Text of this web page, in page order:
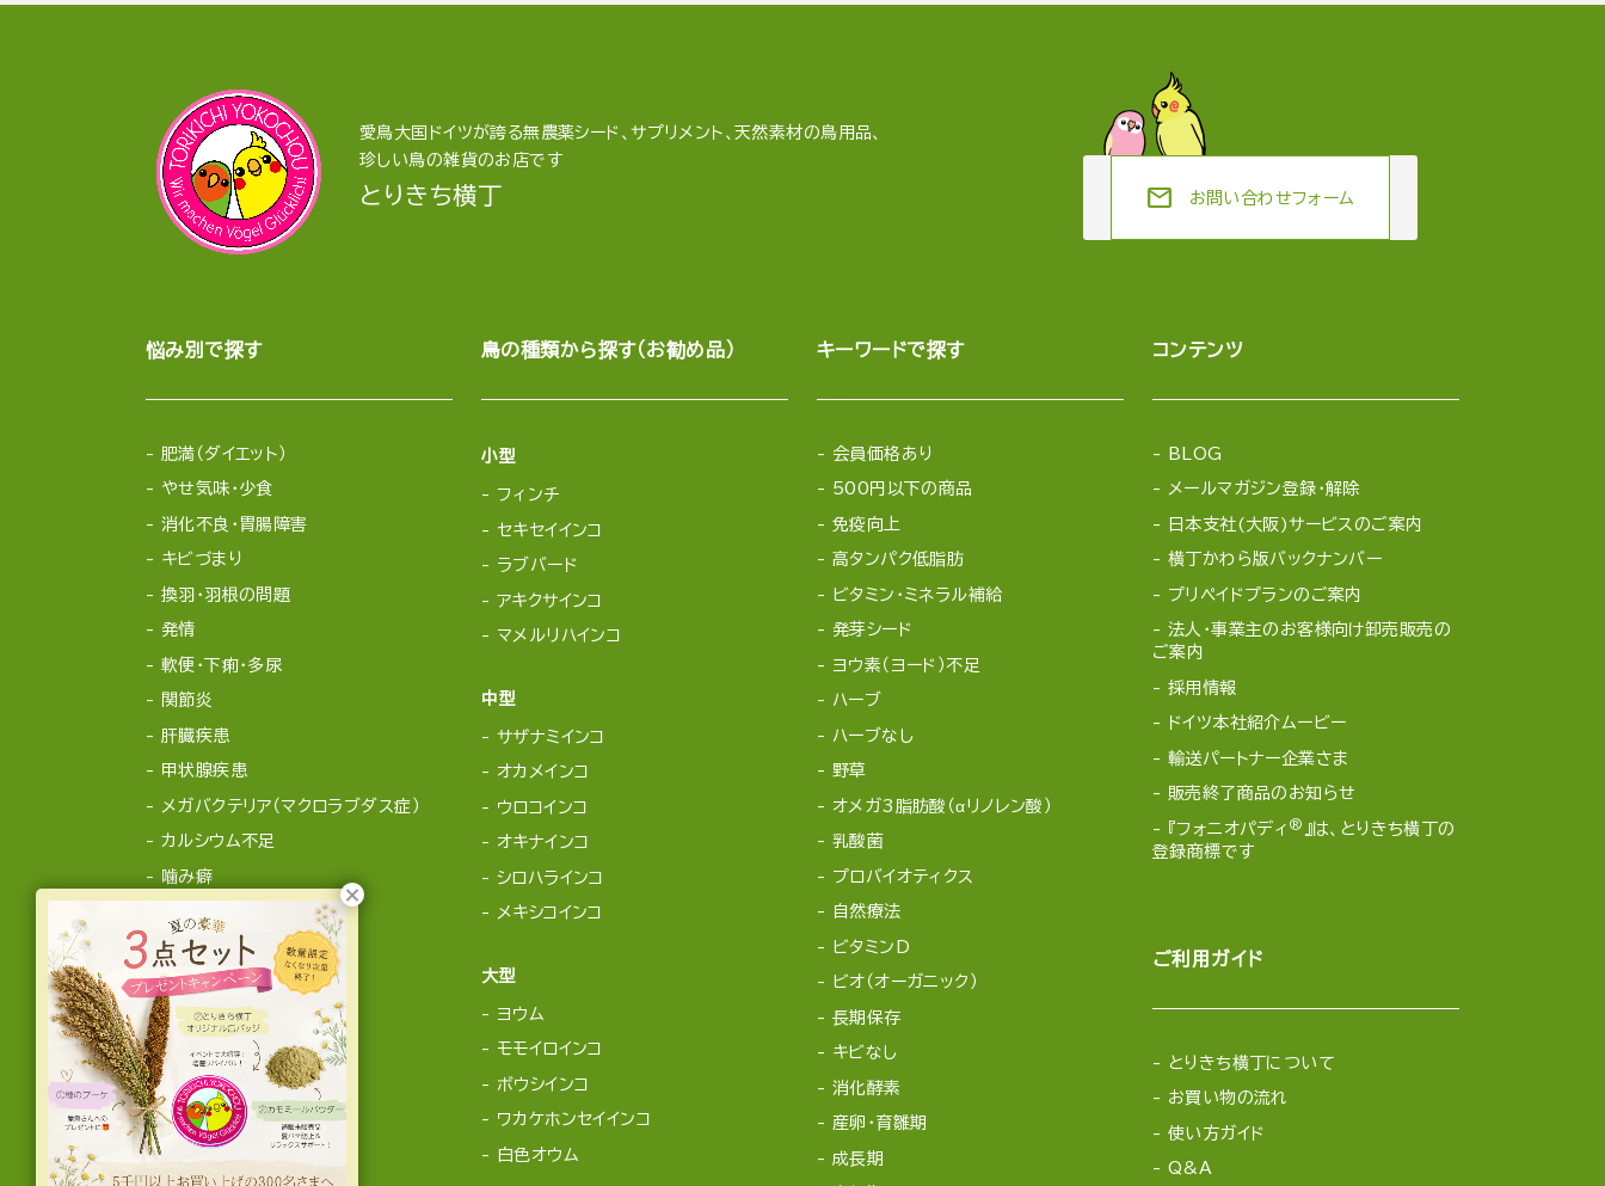
愛鳥大国ドイツが誇る無農薬シード、サプリメント、天然素材の鳥用品、
珍しい鳥の雑貨のお店です
とりきち横丁 mail お問い合わせフォーム
悩み別で探す
肥満（ダイエット）
やせ気味・少食
消化不良・胃腸障害
キビづまり
換羽・羽根の問題
発情
軟便・下痢・多尿
関節炎
肝臓疾患
甲状腺疾患
メガバクテリア（マクロラブダス症）
カルシウム不足
噛み癖
鳥の種類から探す（お勧め品）
小型
フィンチ
セキセイインコ
ラブバード
アキクサインコ
マメルリハインコ
中型
サザナミインコ
オカメインコ
ウロコインコ
オキナインコ
シロハラインコ
メキシコインコ
大型
ヨウム
モモイロインコ
ボウシインコ
ワカケホンセイインコ
白色オウム
キーワードで探す
会員価格あり
500円以下の商品
免疫向上
高タンパク低脂肪
ビタミン・ミネラル補給
発芽シード
ヨウ素（ヨード）不足
ハーブ
ハーブなし
野草
オメガ3脂肪酸（αリノレン酸）
乳酸菌
プロバイオティクス
自然療法
ビタミンD
ビオ（オーガニック）
長期保存
キビなし
消化酵素
産卵・育雛期
成長期
コンテンツ
BLOG
メールマガジン登録・解除
日本支社(大阪)サービスのご案内
横丁かわら版バックナンバー
プリペイドプランのご案内
法人・事業主のお客様向け卸売販売の
ご案内
採用情報
ドイツ本社紹介ムービー
輸送パートナー企業さま
販売終了商品のお知らせ
『フォニオパディ ® 』は、とりきち横丁の
登録商標です
ご利用ガイド
とりきち横丁について
お買い物の流れ
使い方ガイド
Q&A